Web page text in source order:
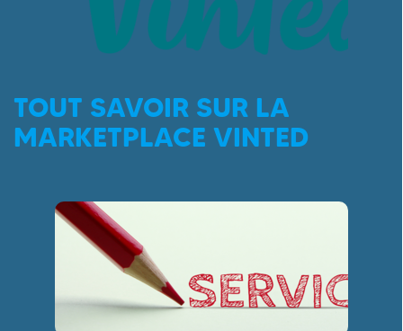
TOUT SAVOIR SUR LA
MARKETPLACE VINTED